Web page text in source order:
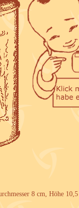
8 cm, Höhe